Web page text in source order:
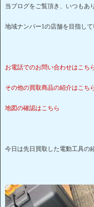
当ブログをご覧頂き、いつもあ
地域ナンバー1の店舗を目指し
お電話でのお問い合わせはこち
その他の買取商品の紹介はこち
地図の確認はこちら
今日は先日買取した電動工具の